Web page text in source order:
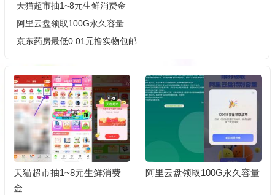
天猫超市抽1~8元生鲜消费金
阿里云盘领取100G永久容量
京东药房最低0.01元撸实物包邮
天猫超市抽1~8元生鲜消费
金
阿里云盘领取100G永久容量